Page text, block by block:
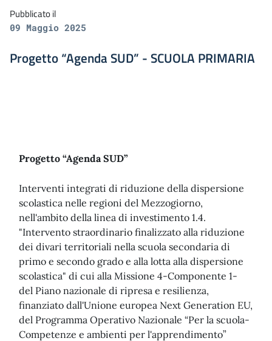
Pubblicato il
09 Maggio 2025
Progetto “Agenda SUD” - SCUOLA PRIMARIA
Progetto “Agenda SUD”
Interventi integrati di riduzione della dispersione
scolastica nelle regioni del Mezzogiorno,
nell'ambito della linea di investimento 1.4.
"Intervento straordinario finalizzato alla riduzione
dei divari territoriali nella scuola secondaria di
primo e secondo grado e alla lotta alla dispersione
scolastica" di cui alla Missione 4-Componente 1-
del Piano nazionale di ripresa e resilienza,
finanziato dall'Unione europea Next Generation EU,
del Programma Operativo Nazionale “Per la scuola-
Competenze e ambienti per l'apprendimento”